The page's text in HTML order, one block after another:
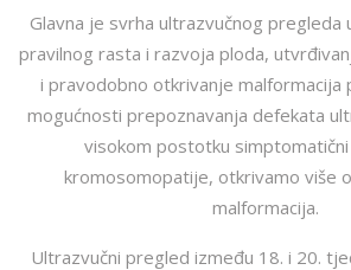
Glavna je svrha ultrazvučnog pregleda
pravilnog rasta i razvoja ploda,
i pravodobno otkrivanje malformacija
mogućnosti prepoznavanja defekata
visokom postotku
kromosomopatije, otkrivamo više
malformacija.
Ultrazvučni pregled između 18. i 20.